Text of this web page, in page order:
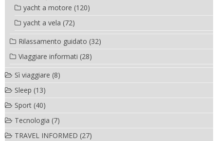
yacht a motore (120)
yacht a vela (72)
Rilassamento guidato (32)
Viaggiare informati (28)
Sì viaggiare (8)
Sleep (13)
Sport (40)
Tecnologia (7)
TRAVEL INFORMED (27)